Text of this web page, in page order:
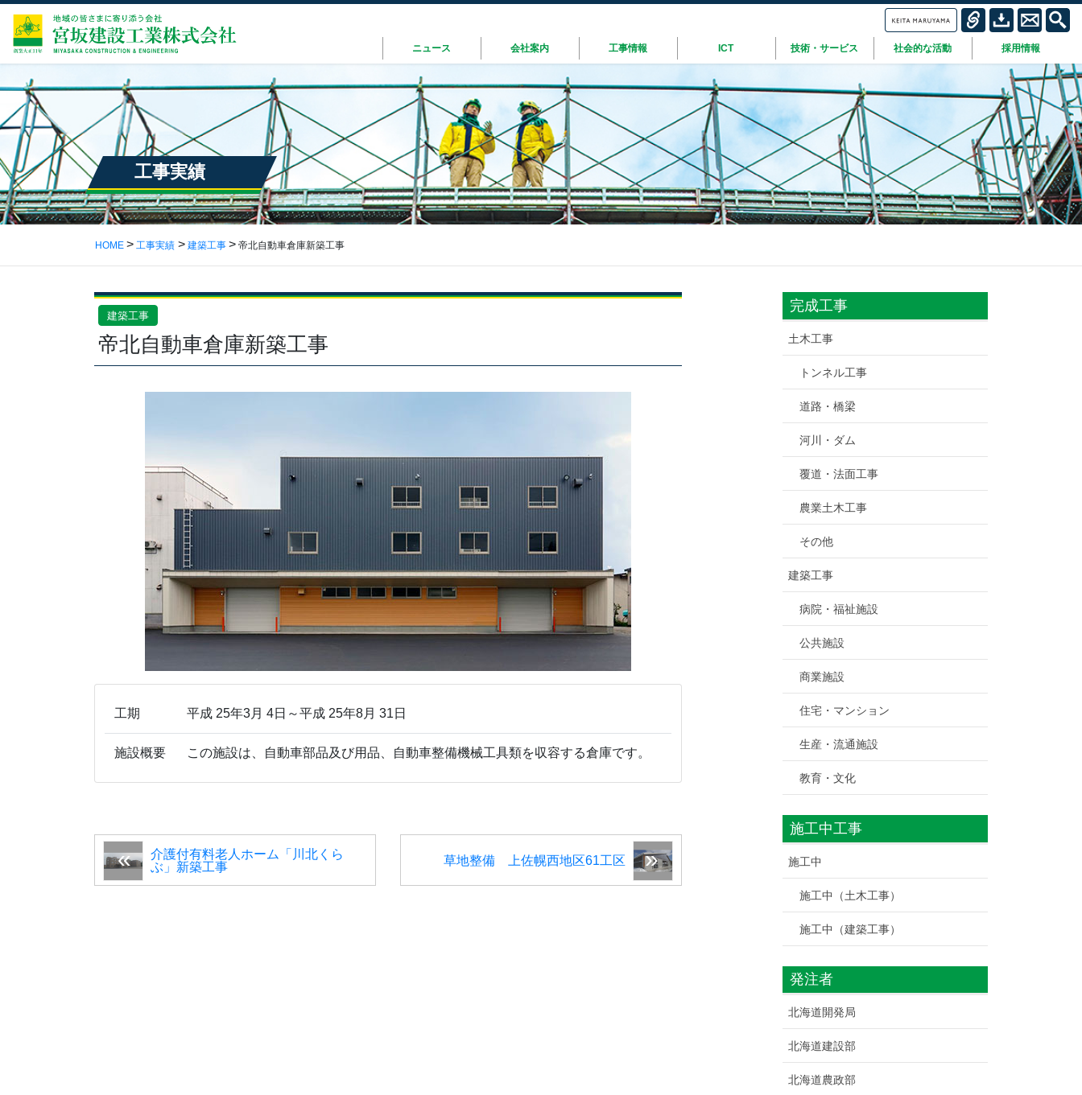
ニュース 会社案内 工事情報 ICT 技術・サービス 社会的な活動 採用情報
工事実績
HOME 工事実績 建築工事 帝北自動車倉庫新築工事
建築工事
帝北自動車倉庫新築工事
工期 平成 25年3月 4日～平成 25年8月 31日
施設概要 この施設は、自動車部品及び用品、自動車整備機械工具類を収容する倉庫です。
介護付有料老人ホーム「川北くら
ぶ」新築工事
草地整備 上佐幌西地区61工区
完成工事
土木工事
トンネル工事
道路・橋梁
河川・ダム
覆道・法面工事
農業土木工事
その他
建築工事
病院・福祉施設
公共施設
商業施設
住宅・マンション
生産・流通施設
教育・文化
施工中工事
施工中
施工中（土木工事）
施工中（建築工事）
発注者
北海道開発局
北海道建設部
北海道農政部